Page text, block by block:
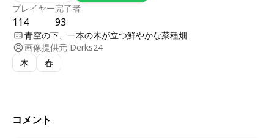
プレイヤー
114
完了者
93
青空の下、一本の木が立つ鮮やかな菜種畑
画像提供元 Derks24
木
春
コメント